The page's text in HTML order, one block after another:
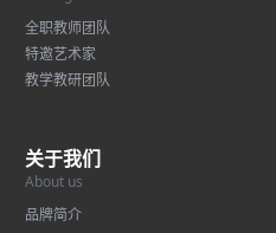
全职教师团队
特邀艺术家
教学教研团队
关于我们
About us
品牌简介